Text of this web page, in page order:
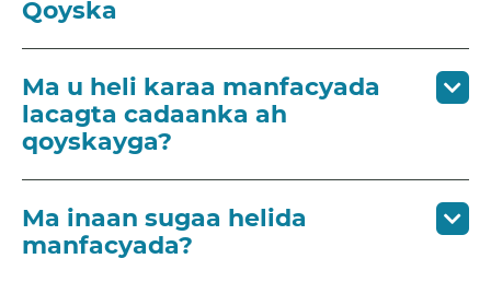
Qoyska
Ma u heli karaa manfacyada
lacagta cadaanka ah
qoyskayga?
Ma inaan sugaa helida
manfacyada?